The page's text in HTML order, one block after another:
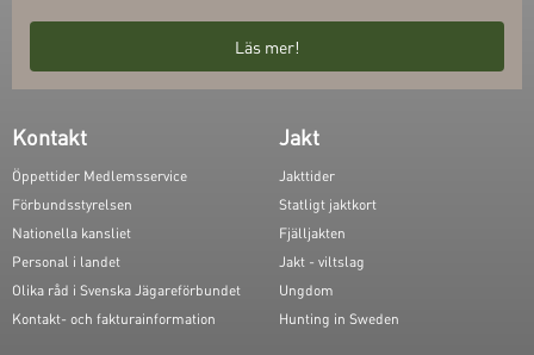
Läs mer!
Kontakt
Öppettider Medlemsservice
Förbundsstyrelsen
Nationella kansliet
Personal i landet
Olika råd i Svenska Jägareförbundet
Kontakt- och fakturainformation
Jakt
Jakttider
Statligt jaktkort
Fjälljakten
Jakt - viltslag
Ungdom
Hunting in Sweden